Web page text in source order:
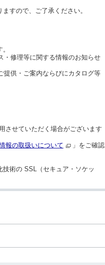
すので、ご了承ください。
・修理等に関する情報のお知らせ
提供・ご案内ならびにカタログ等
させていただく場合がございます
報の取扱いについて 」をご確認
術の SSL（セキュア・ソケッ